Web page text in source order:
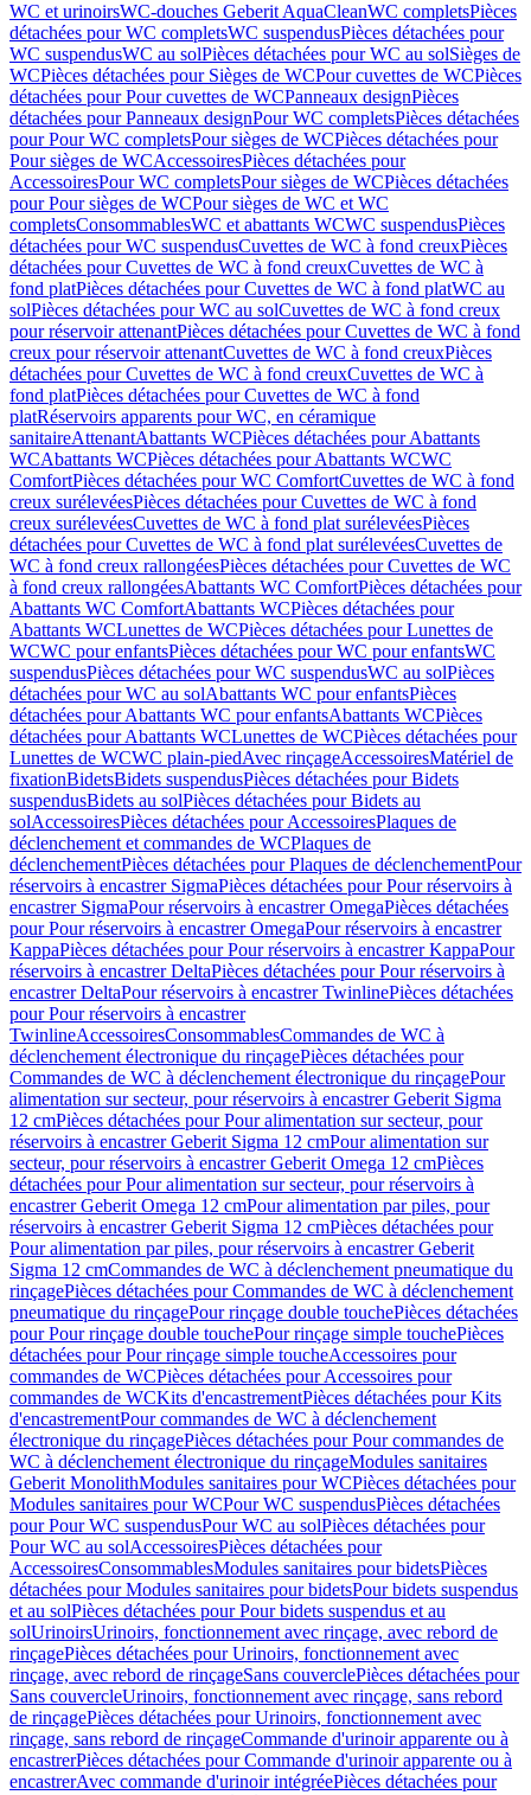
WC et urinoirsWC-douches Geberit AquaCleanWC completsPièces
détachées pour WC completsWC suspendusPièces détachées pour
WC suspendusWC au solPièces détachées pour WC au solSièges de
WCPièces détachées pour Sièges de WCPour cuvettes de WCPièces
détachées pour Pour cuvettes de WCPanneaux designPièces
détachées pour Panneaux designPour WC completsPièces détachées
pour Pour WC completsPour sièges de WCPièces détachées pour
Pour sièges de WCAccessoiresPièces détachées pour
AccessoiresPour WC completsPour sièges de WCPièces détachées
pour Pour sièges de WCPour sièges de WC et WC
completsConsommablesWC et abattants WCWC suspendusPièces
détachées pour WC suspendusCuvettes de WC à fond creuxPièces
détachées pour Cuvettes de WC à fond creuxCuvettes de WC à
fond platPièces détachées pour Cuvettes de WC à fond platWC au
solPièces détachées pour WC au solCuvettes de WC à fond creux
pour réservoir attenantPièces détachées pour Cuvettes de WC à fond
creux pour réservoir attenantCuvettes de WC à fond creuxPièces
détachées pour Cuvettes de WC à fond creuxCuvettes de WC à
fond platPièces détachées pour Cuvettes de WC à fond
platRéservoirs apparents pour WC, en céramique
sanitaireAttenantAbattants WCPièces détachées pour Abattants
WCAbattants WCPièces détachées pour Abattants WCWC
ComfortPièces détachées pour WC ComfortCuvettes de WC à fond
creux surélevéesPièces détachées pour Cuvettes de WC à fond
creux surélevéesCuvettes de WC à fond plat surélevéesPièces
détachées pour Cuvettes de WC à fond plat surélevéesCuvettes de
WC à fond creux rallongéesPièces détachées pour Cuvettes de WC
à fond creux rallongéesAbattants WC ComfortPièces détachées pour
Abattants WC ComfortAbattants WCPièces détachées pour
Abattants WCLunettes de WCPièces détachées pour Lunettes de
WCWC pour enfantsPièces détachées pour WC pour enfantsWC
suspendusPièces détachées pour WC suspendusWC au solPièces
détachées pour WC au solAbattants WC pour enfantsPièces
détachées pour Abattants WC pour enfantsAbattants WCPièces
détachées pour Abattants WCLunettes de WCPièces détachées pour
Lunettes de WCWC plain-piedAvec rinçageAccessoiresMatériel de
fixationBidetsBidets suspendusPièces détachées pour Bidets
suspendusBidets au solPièces détachées pour Bidets au
solAccessoiresPièces détachées pour AccessoiresPlaques de
déclenchement et commandes de WCPlaques de
déclenchementPièces détachées pour Plaques de déclenchementPour
réservoirs à encastrer SigmaPièces détachées pour Pour réservoirs à
encastrer SigmaPour réservoirs à encastrer OmegaPièces détachées
pour Pour réservoirs à encastrer OmegaPour réservoirs à encastrer
KappaPièces détachées pour Pour réservoirs à encastrer KappaPour
réservoirs à encastrer DeltaPièces détachées pour Pour réservoirs à
encastrer DeltaPour réservoirs à encastrer TwinlinePièces détachées
pour Pour réservoirs à encastrer
TwinlineAccessoiresConsommablesCommandes de WC à
déclenchement électronique du rinçagePièces détachées pour
Commandes de WC à déclenchement électronique du rinçagePour
alimentation sur secteur, pour réservoirs à encastrer Geberit Sigma
12 cmPièces détachées pour Pour alimentation sur secteur, pour
réservoirs à encastrer Geberit Sigma 12 cmPour alimentation sur
secteur, pour réservoirs à encastrer Geberit Omega 12 cmPièces
détachées pour Pour alimentation sur secteur, pour réservoirs à
encastrer Geberit Omega 12 cmPour alimentation par piles, pour
réservoirs à encastrer Geberit Sigma 12 cmPièces détachées pour
Pour alimentation par piles, pour réservoirs à encastrer Geberit
Sigma 12 cmCommandes de WC à déclenchement pneumatique du
rinçagePièces détachées pour Commandes de WC à déclenchement
pneumatique du rinçagePour rinçage double touchePièces détachées
pour Pour rinçage double touchePour rinçage simple touchePièces
détachées pour Pour rinçage simple toucheAccessoires pour
commandes de WCPièces détachées pour Accessoires pour
commandes de WCKits d'encastrementPièces détachées pour Kits
d'encastrementPour commandes de WC à déclenchement
électronique du rinçagePièces détachées pour Pour commandes de
WC à déclenchement électronique du rinçageModules sanitaires
Geberit MonolithModules sanitaires pour WCPièces détachées pour
Modules sanitaires pour WCPour WC suspendusPièces détachées
pour Pour WC suspendusPour WC au solPièces détachées pour
Pour WC au solAccessoiresPièces détachées pour
AccessoiresConsommablesModules sanitaires pour bidetsPièces
détachées pour Modules sanitaires pour bidetsPour bidets suspendus
et au solPièces détachées pour Pour bidets suspendus et au
solUrinoirsUrinoirs, fonctionnement avec rinçage, avec rebord de
rinçagePièces détachées pour Urinoirs, fonctionnement avec
rinçage, avec rebord de rinçageSans couverclePièces détachées pour
Sans couvercleUrinoirs, fonctionnement avec rinçage, sans rebord
de rinçagePièces détachées pour Urinoirs, fonctionnement avec
rinçage, sans rebord de rinçageCommande d'urinoir apparente ou à
encastrerPièces détachées pour Commande d'urinoir apparente ou à
encastrerAvec commande d'urinoir intégréePièces détachées pour